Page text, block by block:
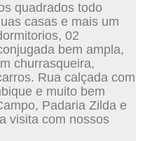
quadrados todo
casas e mais um
02
bem ampla,
churrasqueira,
Rua calçada com
e muito bem
Padaria Zilda e
visita com nossos